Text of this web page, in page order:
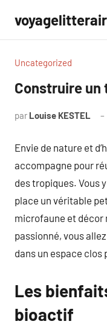
contenu
Uncategorized
Construire
par Louise KESTEL
Envie de nature et
accompagne pour
des tropiques. Vous
place un véritable
microfaune et décor
passionné, vous
dans un espace clos
Les
bioactif